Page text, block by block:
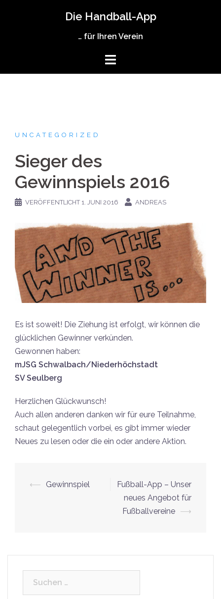
Die Handball-App
… für Ihren Verein
UNCATEGORIZED
Sieger des
Gewinnspiels 2016
VERÖFFENTLICHT 1. JUNI 2016 ANDREAS
Es ist soweit! Die Ziehung ist erfolgt, wir können die
glücklichen Gewinner verkünden.
Gewonnen haben:
mJSG Schwalbach/Niederhöchstadt
SV Seulberg
Herzlichen Glückwunsch!
Auch allen anderen danken wir für eure Teilnahme,
schaut gelegentlich vorbei, es gibt immer wieder
Neues zu lesen oder die ein oder andere Aktion.
Beitrags-
⟵ Gewinnspiel
Fußball-App – Unser
neues Angebot für
Fußballvereine ⟶